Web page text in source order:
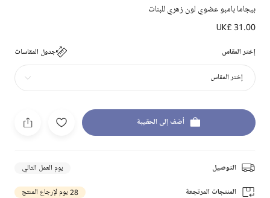
بيجاما بامبو عضوي لون زهري للبنات
UK£ 31.00
إختر المقاس جدول المقاسات
إختر المقاس
أضف إلى الحقيبة
التوصيل يوم العمل التالي
المنتجات المرتجعة 28 يوم لإرجاع المنتج